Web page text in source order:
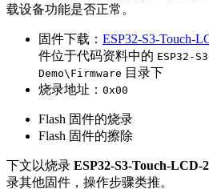
载设备功能是否正常。
固件下载： ESP32-S3-Touch-
件位于代码资料中的 ESP32-
Demo\Firmware 目录下
烧录地址： 0x00
Flash 固件的烧录
Flash 固件的擦除
下文以烧录 ESP32-S3-Touch-LCD-
录其他固件，操作步骤类推。